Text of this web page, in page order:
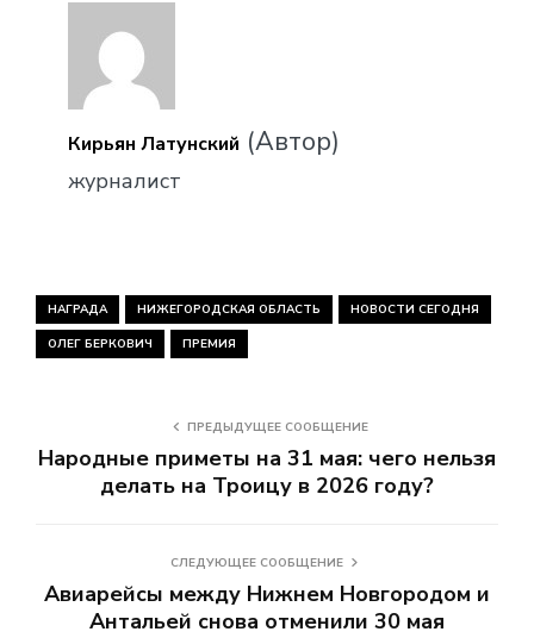
Кирьян Латунский (Автор)
журналист
НАГРАДА НИЖЕГОРОДСКАЯ ОБЛАСТЬ НОВОСТИ СЕГОДНЯ
ОЛЕГ БЕРКОВИЧ ПРЕМИЯ
ПРЕДЫДУЩЕЕ СООБЩЕНИЕ
Народные приметы на 31 мая: чего нельзя
делать на Троицу в 2026 году?
СЛЕДУЮЩЕЕ СООБЩЕНИЕ
Авиарейсы между Нижнем Новгородом и
Антальей снова отменили 30 мая